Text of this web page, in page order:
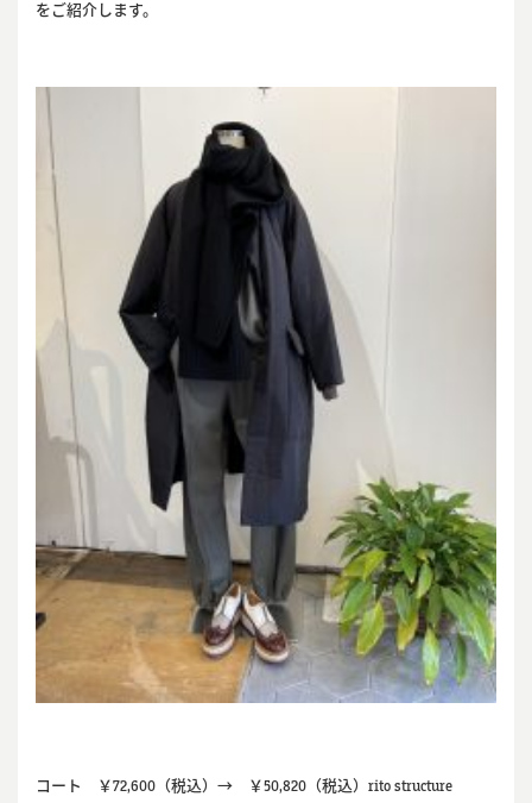
をご紹介します。
コート ￥72,600（税込）→ ￥50,820（税込）rito structure